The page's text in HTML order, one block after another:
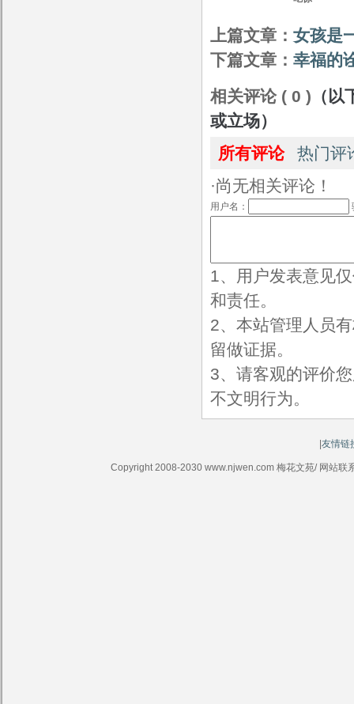
上篇文章： 女孩是
下篇文章： 幸福的
相关评论 ( 0 ) （
或立场）
所有评论
热门评
·尚无相关评论！
用户名：
1、用户发表意见
和责任。
2、本站管理人员
留做证据。
3、请客观的评价
不文明行为。
|友情链
Copyright 2008-2030 www.njwen.com 梅花文苑/ 网站